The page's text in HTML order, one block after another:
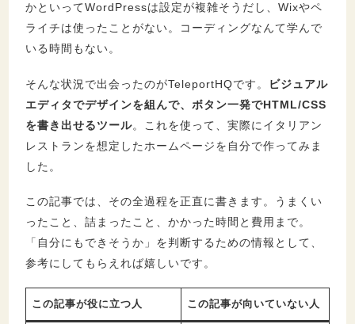
かといってWordPressは設定が複雑そうだし、Wixやペ
ライチは使ったことがない。コーディングなんて学んで
いる時間もない。
そんな状況で出会ったのがTeleportHQです。
ビジュアル
エディタでデザインを組んで、ボタン一発でHTML/CSS
を書き出せるツール。これを使って、実際にイタリアン
レストランを想定したホームページを自分で作ってみま
した。
この記事では、その全過程を正直に書きます。うまくい
ったこと、詰まったこと、かかった時間と費用まで。
「自分にもできそうか」を判断するための情報として、
参考にしてもらえれば嬉しいです。
この記事が役に立つ人 この記事が向いていない人